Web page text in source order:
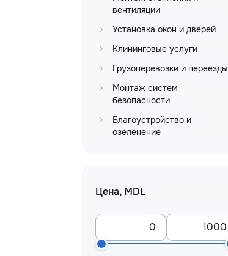
вентиляции
Установка окон и дверей
Клининговые услуги
Грузоперевозки и переезды
Монтаж систем
безопасности
Благоустройство и
озеленение
Цена, MDL